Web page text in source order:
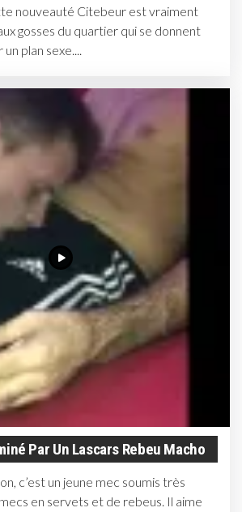
nouveauté Citebeur est vraiment
gosses du quartier qui se donnent
plan sexe....
Par Un Lascars Rebeu Macho
c’est un jeune mec soumis très
en servets et de rebeus. Il aime